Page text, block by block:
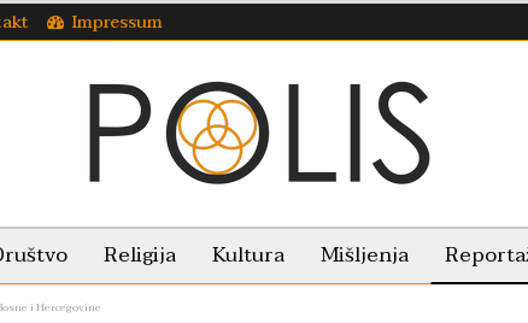
Impressum
Religija Kultura Mišljenja
i Hercegovine